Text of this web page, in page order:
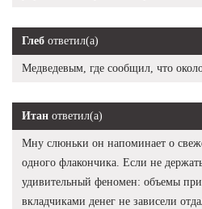
Глеб ответил(а)
Медведевым, где сообщил, что
Итан ответил(а)
Мну слюньки он напоминает о
одного флакончика. Если не
удивительный феномен: объемы
вкладчиками денег не зависели